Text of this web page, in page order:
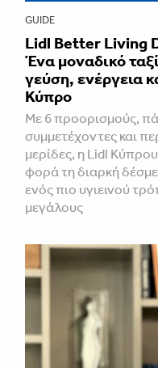
GUIDE
Lidl Better Living
Ένα μοναδικό
γεύση, ενέργεια
Κύπρο
Με 6 προορισμούς,
συμμετέχοντες και
μερίδες, η Lidl
φορά τη διαρκή
ενός πιο υγιεινού
μεγάλους